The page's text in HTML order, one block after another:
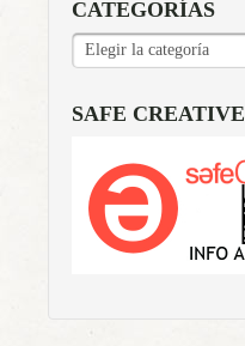
CATEGORÍAS
CATEGORÍAS
SAFE CREATIVE